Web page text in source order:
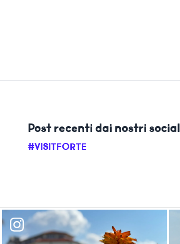
Post recenti dai nostri social
#VISITFORTE